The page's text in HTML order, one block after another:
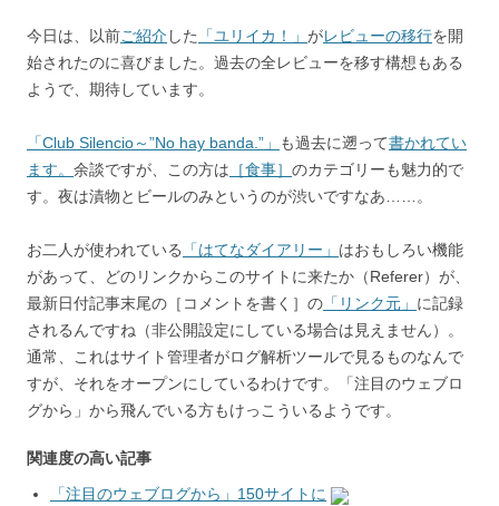
今日は、以前ご紹介 した 「ユリイカ！」 がレビューの移行を開
始されたのに喜びました。過去の全レビューを移す構想もある
ようで、期待しています。
「Club Silencio～”No hay banda.”」 も過去に遡って書かれてい
ます。 余談ですが、この方は ［食事］ のカテゴリーも魅力的で
す。夜は漬物とビールのみというのが渋いですなあ……。
お二人が使われている 「はてなダイアリー」 はおもしろい機能
があって、どのリンクからこのサイトに来たか（Referer）が、
最新日付記事末尾の［コメントを書く］の 「リンク元」 に記録
されるんですね（非公開設定にしている場合は見えません）。
通常、これはサイト管理者がログ解析ツールで見るものなんで
すが、それをオープンにしているわけです。「注目のウェブロ
グから」から飛んでいる方もけっこういるようです。
関連度の高い記事
「注目のウェブログから」150サイトに